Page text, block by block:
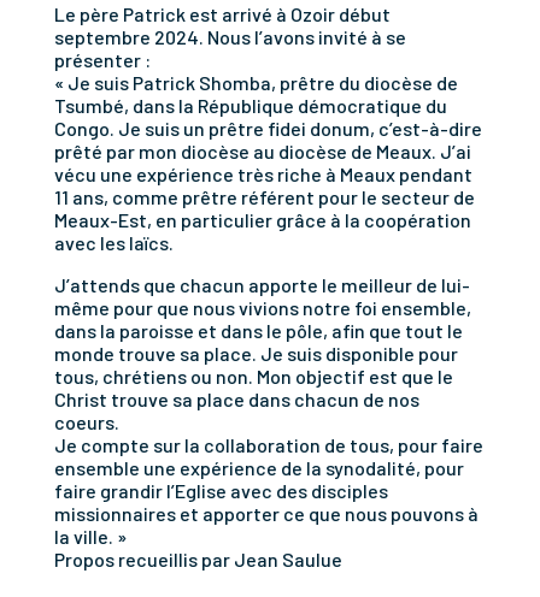
Le père Patrick est arrivé à Ozoir début
septembre 2024. Nous l’avons invité à se
présenter :
« Je suis Patrick Shomba, prêtre du diocèse de
Tsumbé, dans la République démocratique du
Congo. Je suis un prêtre fidei donum, c’est-à-dire
prêté par mon diocèse au diocèse de Meaux. J’ai
vécu une expérience très riche à Meaux pendant
11 ans, comme prêtre référent pour le secteur de
Meaux-Est, en particulier grâce à la coopération
avec les laïcs.
J’attends que chacun apporte le meilleur de lui-
même pour que nous vivions notre foi ensemble,
dans la paroisse et dans le pôle, afin que tout le
monde trouve sa place. Je suis disponible pour
tous, chrétiens ou non. Mon objectif est que le
Christ trouve sa place dans chacun de nos
coeurs.
Je compte sur la collaboration de tous, pour faire
ensemble une expérience de la synodalité, pour
faire grandir l’Eglise avec des disciples
missionnaires et apporter ce que nous pouvons à
la ville. »
Propos recueillis par Jean Saulue